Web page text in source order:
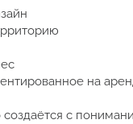
на
с